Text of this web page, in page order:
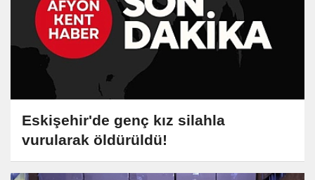
Eskişehir'de genç kız silahla
vurularak öldürüldü!